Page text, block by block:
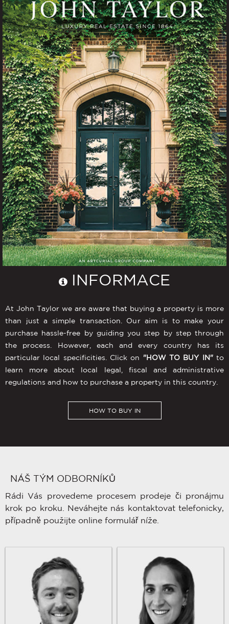
INFORMACE
At John Taylor we are aware that buying a property is more
than just a simple transaction. Our aim is to make your
purchase hassle-free by guiding you step by step through
the process. However, each and every country has its
particular local specificities. Click on "HOW TO BUY IN"to
learn more about local legal, fiscal and administrative
regulations and how to purchase a property in this country.
HOW TO BUY IN
NÁŠ TÝM ODBORNÍKŮ
Rádi Vás provedeme procesem prodeje či pronájmu
krok po kroku. Neváhejte nás kontaktovat telefonicky,
případně použijte online formulář níže.